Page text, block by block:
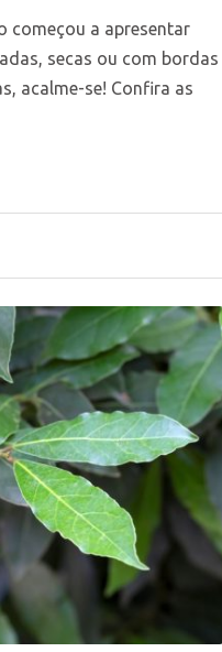
começou a apresentar
secas ou com bordas
acalme-se! Confira as